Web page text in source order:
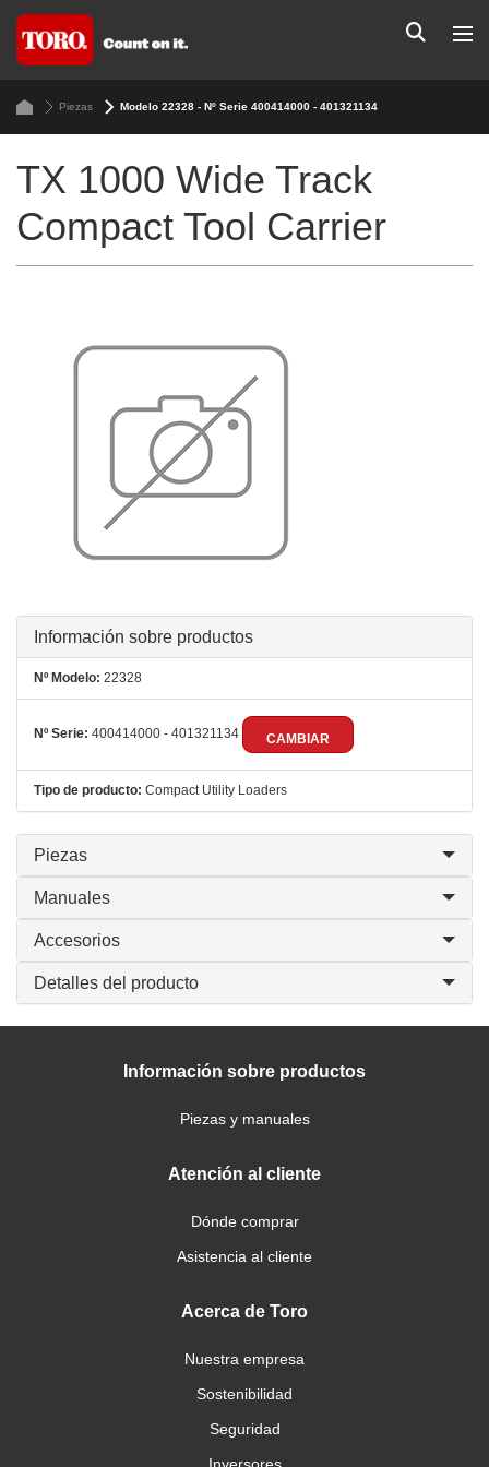
Piezas Modelo 22328 - Nº Serie 400414000 - 401321134
TX 1000 Wide Track
Compact Tool Carrier
Información sobre productos
Nº Modelo: 22328
Nº Serie: 400414000 - 401321134 CAMBIAR
Tipo de producto: Compact Utility Loaders
Piezas
Manuales
Accesorios
Detalles del producto
Información sobre productos
Piezas y manuales
Atención al cliente
Dónde comprar
Asistencia al cliente
Acerca de Toro
Nuestra empresa
Sostenibilidad
Seguridad